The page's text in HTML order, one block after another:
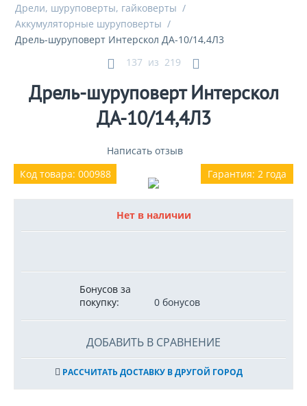
Дрели, шуруповерты, гайковерты /
Аккумуляторные шуруповерты /
Дрель-шуруповерт Интерскол ДА-10/14,4Л3
137 из 219
Дрель-шуруповерт Интерскол
ДА-10/14,4Л3
Написать отзыв
Гарантия: 2 года
Код товара: 000988
Нет в наличии
Бонусов за
покупку:
0 бонусов
ДОБАВИТЬ В СРАВНЕНИЕ
РАССЧИТАТЬ ДОСТАВКУ В ДРУГОЙ ГОРОД